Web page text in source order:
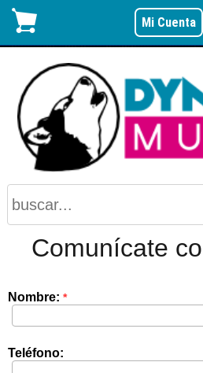
Mi Cuenta
Comunícate
Nombre: *
Teléfono: